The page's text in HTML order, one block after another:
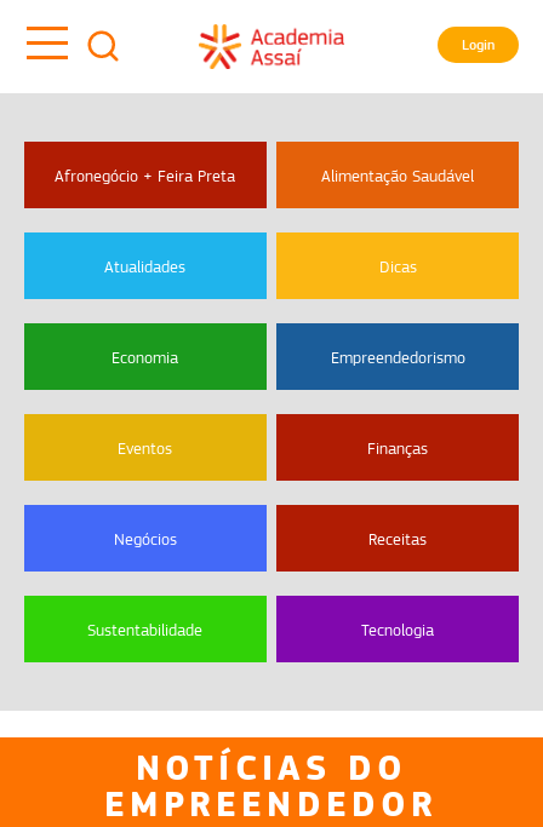
Login
Afronegócio + Feira Preta Alimentação Saudável
Atualidades Dicas
Economia Empreendedorismo
Eventos Finanças
Negócios Receitas
Sustentabilidade Tecnologia
NOTÍCIAS DO
EMPREENDEDOR